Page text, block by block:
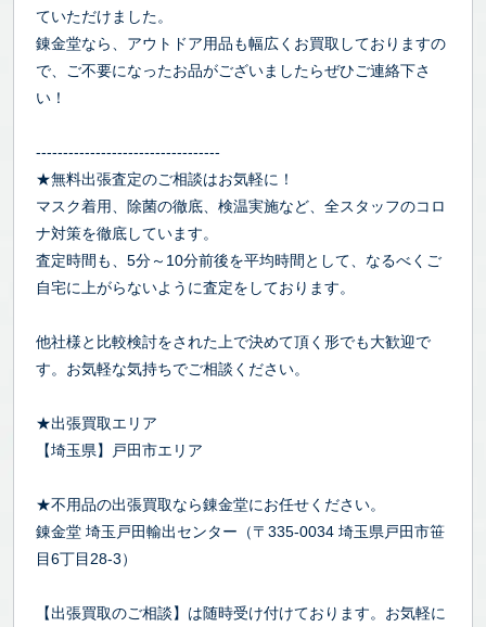
ていただけました。
錬金堂なら、アウトドア用品も幅広くお買取しておりますの
で、ご不要になったお品がございましたらぜひご連絡下さ
い！
----------------------------------
★無料出張査定のご相談はお気軽に！
マスク着用、除菌の徹底、検温実施など、全スタッフのコロ
ナ対策を徹底しています。
査定時間も、5分～10分前後を平均時間として、なるべくご
自宅に上がらないように査定をしております。
他社様と比較検討をされた上で決めて頂く形でも大歓迎で
す。お気軽な気持ちでご相談ください。
★出張買取エリア
【埼玉県】戸田市エリア
★不用品の出張買取なら錬金堂にお任せください。
錬金堂 埼玉戸田輸出センター（〒335-0034 埼玉県戸田市笹
目6丁目28-3）
【出張買取のご相談】は随時受け付けております。お気軽に